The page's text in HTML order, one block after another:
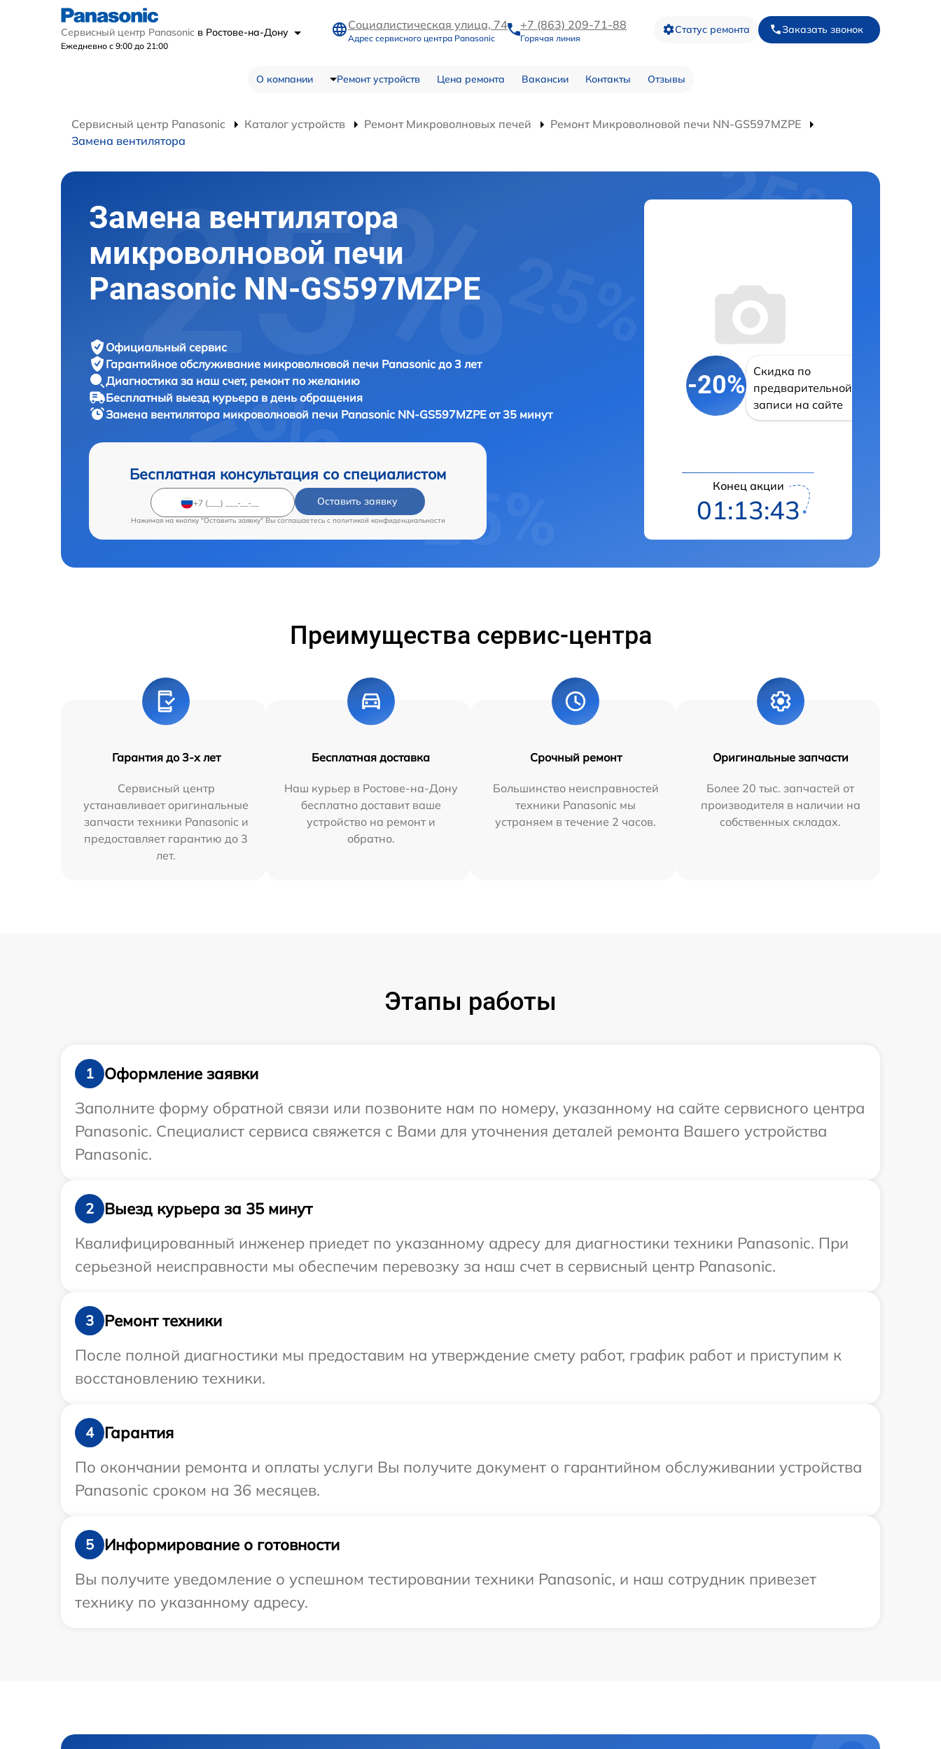
Сервисный центр Panasonic в Ростове-на-Дону
Ежедневно с 9:00 до 21:00
Социалистическая улица, 74
Адрес сервисного центра Panasonic
+7 (863) 209-71-88
Горячая линия
Статус ремонта Заказать звонок
О компании Ремонт устройств Цена ремонта Вакансии Контакты Отзывы
Сервисный центр Panasonic Каталог устройств Ремонт Микроволновых печей
Ремонт Микроволновой печи NN-GS597MZPE
Замена вентилятора
Замена вентилятора
микроволновой печи
Panasonic NN-GS597MZPE
Официальный сервис
Гарантийное обслуживание микроволновой печи Panasonic до 3 лет
Диагностика за наш счет, ремонт по желанию
Бесплатный выезд курьера в день обращения
Замена вентилятора микроволновой печи Panasonic NN-GS597MZPE от 35 минут
Бесплатная консультация со специалистом
Оставить заявку
Нажимая на кнопку "Оставить заявку" Вы соглашаетесь c политикой конфиденциальности
-20%
Скидка по
предварительной
записи на сайте
Конец акции
01:13:42
Преимущества сервис-центра
Гарантия до 3-х лет
Сервисный центр
устанавливает оригинальные
запчасти техники Panasonic и
предоставляет гарантию до 3
лет.
Бесплатная доставка
Наш курьер в Ростове-на-Дону
бесплатно доставит ваше
устройство на ремонт и
обратно.
Срочный ремонт
Большинство неисправностей
техники Panasonic мы
устраняем в течение 2 часов.
Оригинальные запчасти
Более 20 тыс. запчастей от
производителя в наличии на
собственных складах.
Этапы работы
1
Оформление заявки
Заполните форму обратной связи или позвоните нам по номеру, указанному на сайте сервисного центра
Panasonic. Специалист сервиса свяжется с Вами для уточнения деталей ремонта Вашего устройства
Panasonic.
2
Выезд курьера за 35 минут
Квалифицированный инженер приедет по указанному адресу для диагностики техники Panasonic. При
серьезной неисправности мы обеспечим перевозку за наш счет в сервисный центр Panasonic.
3
Ремонт техники
После полной диагностики мы предоставим на утверждение смету работ, график работ и приступим к
восстановлению техники.
4
Гарантия
По окончании ремонта и оплаты услуги Вы получите документ о гарантийном обслуживании устройства
Panasonic сроком на 36 месяцев.
5
Информирование о готовности
Вы получите уведомление о успешном тестировании техники Panasonic, и наш сотрудник привезет
технику по указанному адресу.